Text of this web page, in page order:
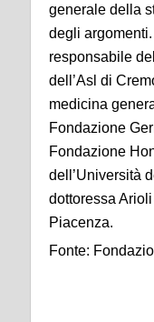
generale della
degli
responsabile
dell’Asl di
medicina
Fondazione
Fondazione
dell’Università
dottoressa
Piacenza.
Fonte: